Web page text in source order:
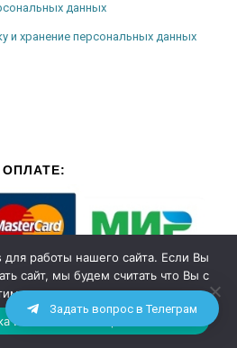
данных
и хранение персональных данных
Задать вопрос в Телеграм
работы нашего сайта. Если Вы
сайт, мы будем считать что Вы с
согласны.
использования файлов cookies